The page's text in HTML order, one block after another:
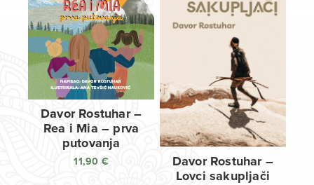
Davor Rostuhar –
Rea i Mia – prva
putovanja
11,90 €
Davor Rostuhar –
Lovci sakupljači